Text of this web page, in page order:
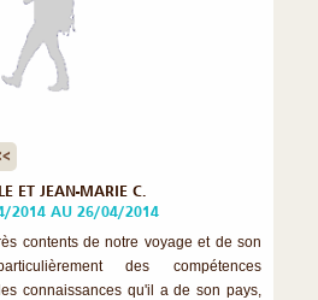
ET JEAN-MARIE C.
2014 AU 26/04/2014
contents de notre voyage et de son
des compétences
connaissances qu'il a de son pays,